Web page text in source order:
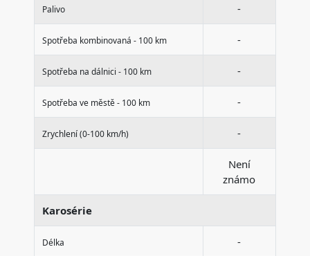
Palivo -
Spotřeba kombinovaná - 100 km -
Spotřeba na dálnici - 100 km -
Spotřeba ve městě - 100 km -
Zrychlení (0-100 km/h) -
Není
známo
Karosérie
Délka -